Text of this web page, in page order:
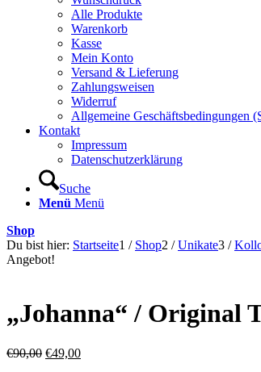
Alle Produkte
Warenkorb
Kasse
Mein Konto
Versand & Lieferung
Zahlungsweisen
Widerruf
Allgemeine Geschäftsbedingungen
Kontakt
Impressum
Datenschutzerklärung
Suche
Menü Menü
Shop
Du bist hier: Startseite1 / Shop2 / Unikate3 /
Angebot!
„Johanna“ / Original
€90,00 Ursprünglicher
€49,00Aktueller